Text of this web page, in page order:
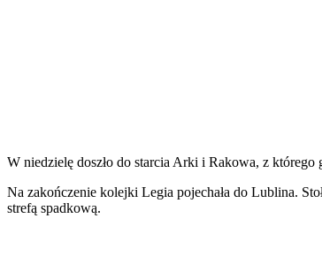
W niedzielę doszło do starcia Arki i Rakowa, z
Na zakończenie kolejki Legia pojechała do Lublina.
strefą spadkową.